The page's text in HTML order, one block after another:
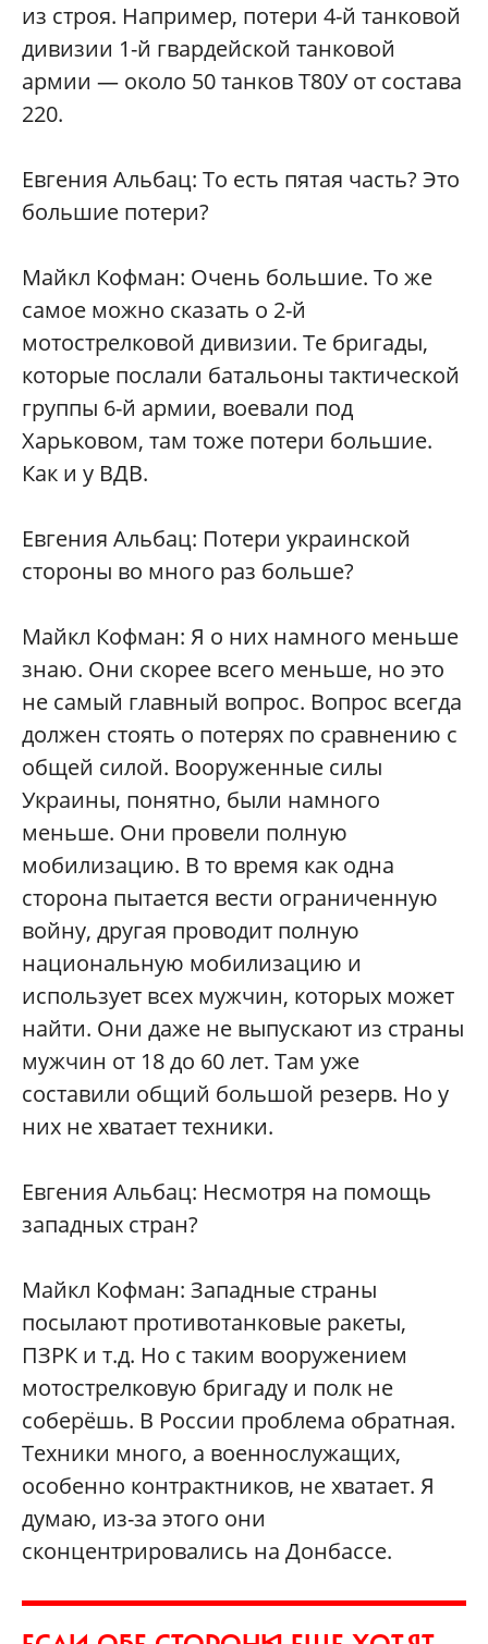
из строя. Например, потери 4-й танковой
дивизии 1-й гвардейской танковой
армии — около 50 танков Т80У от состава
220.
Евгения Альбац: То есть пятая часть? Это
большие потери?
Майкл Кофман: Очень большие. То же
самое можно сказать о 2-й
мотострелковой дивизии. Те бригады,
которые послали батальоны тактической
группы 6-й армии, воевали под
Харьковом, там тоже потери большие.
Как и у ВДВ.
Евгения Альбац: Потери украинской
стороны во много раз больше?
Майкл Кофман: Я о них намного меньше
знаю. Они скорее всего меньше, но это
не самый главный вопрос. Вопрос всегда
должен стоять о потерях по сравнению с
общей силой. Вооруженные силы
Украины, понятно, были намного
меньше. Они провели полную
мобилизацию. В то время как одна
сторона пытается вести ограниченную
войну, другая проводит полную
национальную мобилизацию и
использует всех мужчин, которых может
найти. Они даже не выпускают из страны
мужчин от 18 до 60 лет. Там уже
составили общий большой резерв. Но у
них не хватает техники.
Евгения Альбац: Несмотря на помощь
западных стран?
Майкл Кофман: Западные страны
посылают противотанковые ракеты,
ПЗРК и т.д. Но с таким вооружением
мотострелковую бригаду и полк не
соберёшь. В России проблема обратная.
Техники много, а военнослужащих,
особенно контрактников, не хватает. Я
думаю, из-за этого они
сконцентрировались на Донбассе.